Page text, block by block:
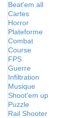
Beat'em all
Cartes
Horror
Plateforme
Combat
Course
FPS
Guerre
Infiltration
Musique
Shoot'em up
Puzzle
Rail Shooter